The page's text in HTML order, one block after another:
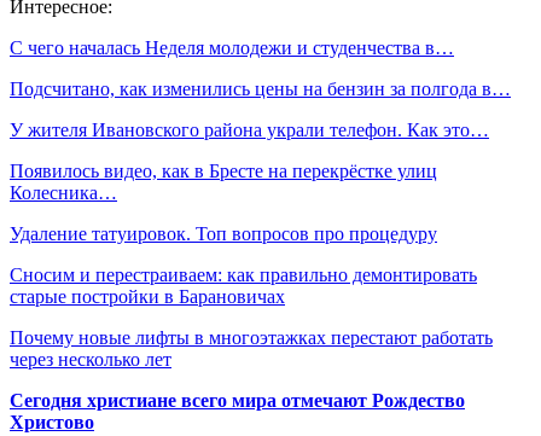
Интересное:
С чего началась Неделя молодежи и студенчества в…
Подсчитано, как изменились цены на бензин за полгода в…
У жителя Ивановского района украли телефон. Как это…
Появилось видео, как в Бресте на перекрёстке улиц
Колесника…
Удаление татуировок. Топ вопросов про процедуру
Сносим и перестраиваем: как правильно демонтировать
старые постройки в Барановичах
Почему новые лифты в многоэтажках перестают работать
через несколько лет
Сегодня христиане всего мира отмечают Рождество
Христово